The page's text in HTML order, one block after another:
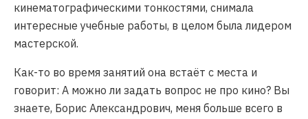
кинематографическими тонкостями, снимала
интересные учебные работы, в целом была лидером
мастерской.
Как-то во время занятий она встаёт с места и
говорит: А можно ли задать вопрос не про кино? Вы
знаете, Борис Александрович, меня больше всего в